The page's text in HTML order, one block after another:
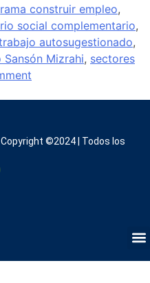
construir empleo,
social complementario,
autosugestionado,
Sansón Mizrahi, sectores
©2024 | Todos los